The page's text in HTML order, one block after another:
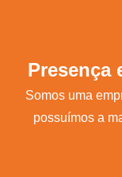
Presença
Somos uma
possuímos a